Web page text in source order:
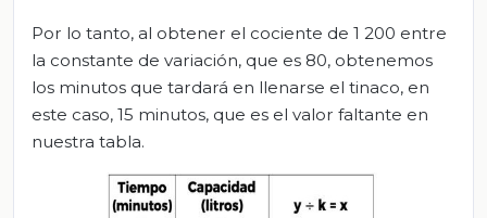
Por lo tanto, al obtener el cociente de 1 200 entre
la constante de variación, que es 80, obtenemos
los minutos que tardará en llenarse el tinaco, en
este caso, 15 minutos, que es el valor faltante en
nuestra tabla.